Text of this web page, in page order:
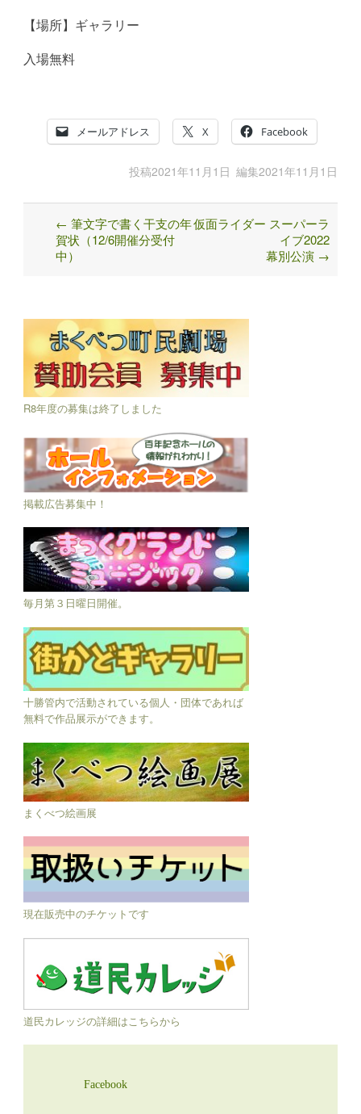
【場所】ギャラリー
入場無料
メールアドレス X Facebook
投稿2021年11月1日 編集2021年11月1日
Post
navigation
← 筆文字で書く干支の年
賀状（12/6開催分受付
中）
仮面ライダー スーパーラ
イブ2022
幕別公演 →
R8年度の募集は終了しました
掲載広告募集中！
毎月第３日曜日開催。
十勝管内で活動されている個人・団体であれば
無料で作品展示ができます。
まくべつ絵画展
現在販売中のチケットです
道民カレッジの詳細はこちらから
Facebook